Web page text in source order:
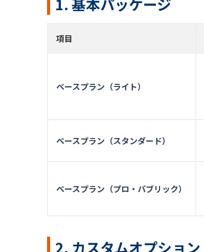
1. 基本パッケージ
項目
ベースプラン（ライト）
ベースプラン（スタンダード）
ベースプラン（プロ・パブリック）
2. カスタムオプション